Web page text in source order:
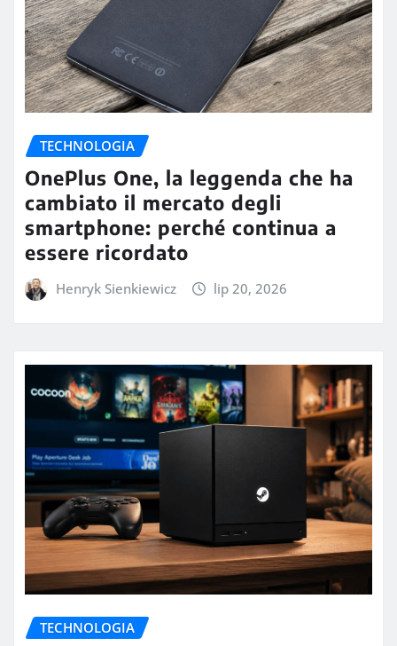
TECHNOLOGIA
OnePlus One, la leggenda che ha
cambiato il mercato degli
smartphone: perché continua a
essere ricordato
Henryk Sienkiewicz lip 20, 2026
TECHNOLOGIA